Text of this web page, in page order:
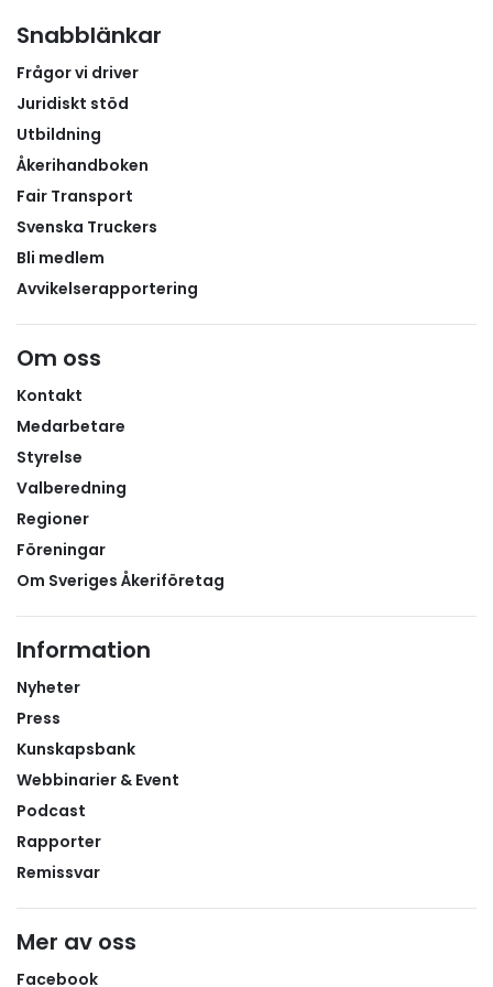
nyttjande av infrastrukturen stärker företagens
konkurrenskraft, minskar sårbarheten vid störningar
och bidrar till transportsektorns klimatomställning.
Snabblänkar
Frågor vi driver
Juridiskt stöd
Utbildning
Åkerihandboken
Fair Transport
Svenska Truckers
Bli medlem
Avvikelserapportering
Om oss
Kontakt
Medarbetare
Styrelse
Valberedning
Regioner
Föreningar
Om Sveriges Åkeriföretag
Information
Nyheter
Press
Kunskapsbank
Webbinarier & Event
Podcast
Rapporter
Remissvar
Mer av oss
Facebook